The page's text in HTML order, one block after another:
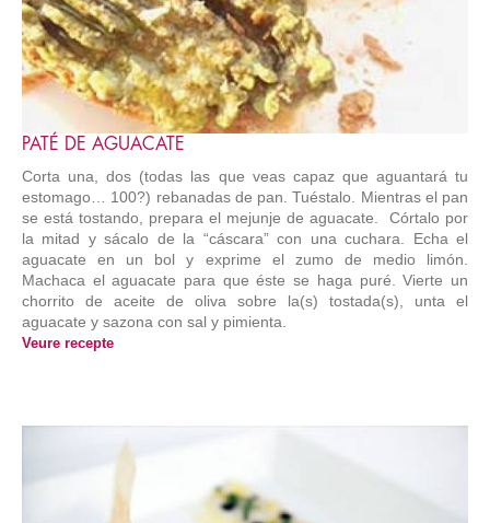
PATÉ DE AGUACATE
Corta una, dos (todas las que veas capaz que aguantará tu
estomago… 100?) rebanadas de pan. Tuéstalo. Mientras el pan
se está tostando, prepara el mejunje de aguacate. Córtalo por
la mitad y sácalo de la “cáscara” con una cuchara. Echa el
aguacate en un bol y exprime el zumo de medio limón.
Machaca el aguacate para que éste se haga puré. Vierte un
chorrito de aceite de oliva sobre la(s) tostada(s), unta el
aguacate y sazona con sal y pimienta.
Veure recepte